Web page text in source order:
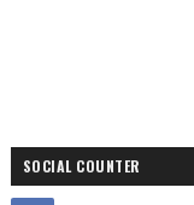
SOCIAL COUNTER